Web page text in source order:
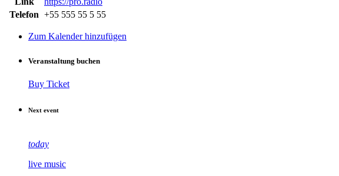
Telefon +55 555 55 5 55
Zum Kalender hinzufügen
Veranstaltung buchen
Buy Ticket
Next event
today
live music